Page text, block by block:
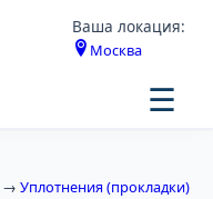
Ваша локация:
Москва
☰
→ Уплотнения (прокладки)